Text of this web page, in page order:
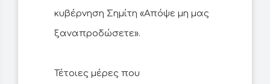
κυβέρνηση Σημίτη «Απόψε μη μας
ξαναπροδώσετε».
Τέτοιες μέρες που